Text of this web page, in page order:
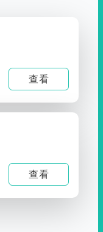
查看
查看